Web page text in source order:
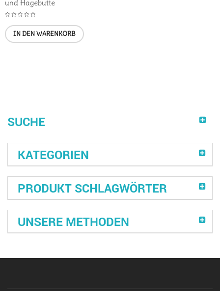
SUCHE
KATEGORIEN
PRODUKT SCHLAGWÖRTER
UNSERE METHODEN
und Hagebutte
IN DEN WARENKORB